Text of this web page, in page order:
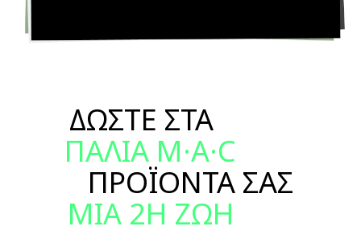
ΔΩΣΤΕ ΣΤΑ
ΠΑΛΙΑ M·A·C
ΠΡΟΪΟΝΤΑ ΣΑΣ
ΜΙΑ 2Η ΖΩΗ